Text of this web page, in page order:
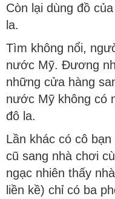
Còn lại dùng đồ
la.
Tìm không nổi,
nước Mỹ. Đương
những cửa hàng
nước Mỹ không có
đô la.
Lần khác có cô
cũ sang nhà chơi
ngạc nhiên thấy
liền kề) chỉ có ba